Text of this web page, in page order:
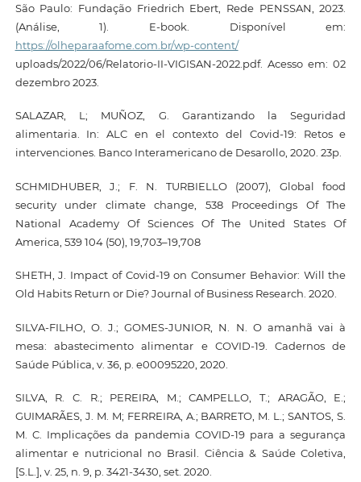
São Paulo: Fundação Friedrich Ebert, Rede PENSSAN, 2023.
(Análise, 1). E-book. Disponível em:
https://olheparaafome.com.br/wp-content/
uploads/2022/06/Relatorio-II-VIGISAN-2022.pdf. Acesso em: 02
dezembro 2023.
SALAZAR, L; MUÑOZ, G. Garantizando la Seguridad
alimentaria. In: ALC en el contexto del Covid-19: Retos e
intervenciones. Banco Interamericano de Desarollo, 2020. 23p.
SCHMIDHUBER, J.; F. N. TURBIELLO (2007), Global food
security under climate change, 538 Proceedings Of The
National Academy Of Sciences Of The United States Of
America, 539 104 (50), 19,703–19,708
SHETH, J. Impact of Covid-19 on Consumer Behavior: Will the
Old Habits Return or Die? Journal of Business Research. 2020.
SILVA-FILHO, O. J.; GOMES-JUNIOR, N. N. O amanhã vai à
mesa: abastecimento alimentar e COVID-19. Cadernos de
Saúde Pública, v. 36, p. e00095220, 2020.
SILVA, R. C. R.; PEREIRA, M.; CAMPELLO, T.; ARAGÃO, E.;
GUIMARÃES, J. M. M; FERREIRA, A.; BARRETO, M. L.; SANTOS, S.
M. C. Implicações da pandemia COVID-19 para a segurança
alimentar e nutricional no Brasil. Ciência & Saúde Coletiva,
[S.L.], v. 25, n. 9, p. 3421-3430, set. 2020.